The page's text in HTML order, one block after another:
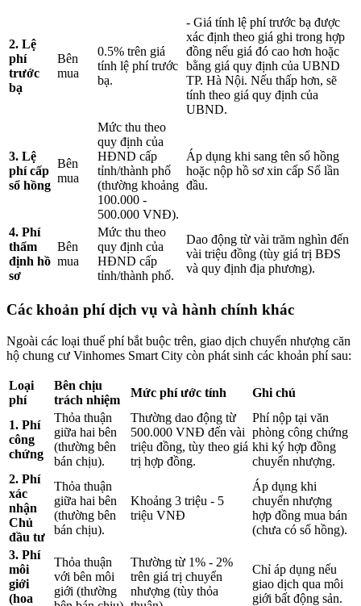
2. Lệ
phí
trước
bạ
Bên
mua
0.5% trên giá
tính lệ phí trước
bạ.
- Giá tính lệ phí trước bạ được
xác định theo giá ghi trong hợp
đồng nếu giá đó cao hơn hoặc
bằng giá quy định của UBND
TP. Hà Nội. Nếu thấp hơn, sẽ
tính theo giá quy định của
UBND.
3. Lệ
phí cấp
sổ hồng
Bên
mua
Mức thu theo
quy định của
HĐND cấp
tỉnh/thành phố
(thường khoảng
100.000 -
500.000 VNĐ).
Áp dụng khi sang tên sổ hồng
hoặc nộp hồ sơ xin cấp Sổ lần
đầu.
4. Phí
thẩm
định hồ
sơ
Bên
mua
Mức thu theo
quy định của
HĐND cấp
tỉnh/thành phố.
Dao động từ vài trăm nghìn đến
vài triệu đồng (tùy giá trị BĐS
và quy định địa phương).
Các khoản phí dịch vụ và hành chính khác
Ngoài các loại thuế phí bắt buộc trên, giao dịch chuyển nhượng căn
hộ chung cư Vinhomes Smart City còn phát sinh các khoản phí sau:
Loại
phí
Bên chịu
trách nhiệm
Mức phí ước tính Ghi chú
1. Phí
công
chứng
Thỏa thuận
giữa hai bên
(thường bên
bán chịu).
Thường dao động từ
500.000 VNĐ đến vài
triệu đồng, tùy theo giá
trị hợp đồng.
Phí nộp tại văn
phòng công chứng
khi ký hợp đồng
chuyển nhượng.
2. Phí
xác
nhận
Chủ
đầu tư
Thỏa thuận
giữa hai bên
(thường bên
bán chịu).
Khoảng 3 triệu - 5
triệu VNĐ
Áp dụng khi
chuyển nhượng
hợp đồng mua bán
(chưa có sổ hồng).
3. Phí
môi
giới
(hoa
Thỏa thuận
với bên môi
giới (thường
Thường từ 1% - 2%
trên giá trị chuyển
nhượng (tùy thỏa
Chỉ áp dụng nếu
giao dịch qua môi
giới bất động sản.